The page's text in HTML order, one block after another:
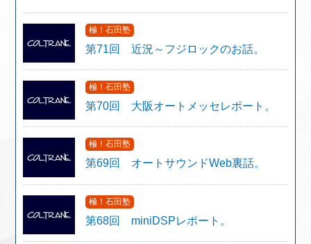
極！石田塾
第71回 近況～フジロックのお話。
極！石田塾
第70回 大阪オートメッセレポート。
極！石田塾
第69回 オートサウンドWeb裏話。
極！石田塾
第68回 miniDSPレポート。